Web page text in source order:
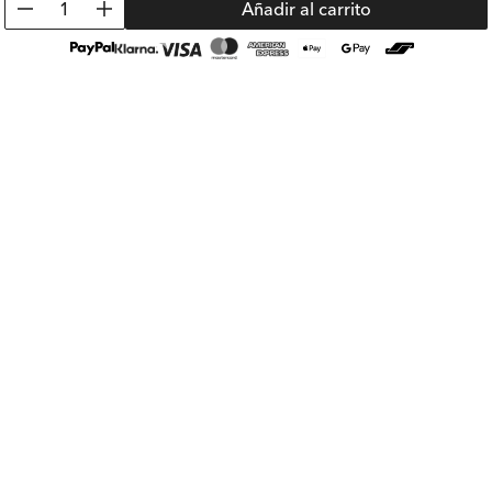
con esta tetina con pajita especialmente diseñada para bebés en
crecimiento!
1 Añadir al carrito